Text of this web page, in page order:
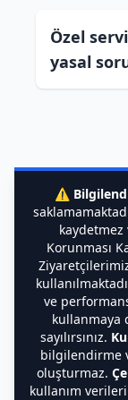
Özel
yasal
⚠️
kaydetmez
Korunması
ve
kullanmaya
sayılırsınız.
bilgilendirme
oluşturmaz.
kullanım